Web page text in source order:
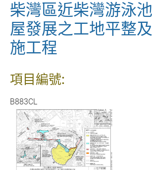
柴灣區近柴灣游泳
屋發展之工地平整
施工程
項目編號:
B883CL